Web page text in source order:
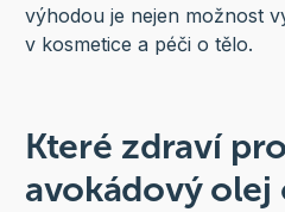
výhodou je nejen možnost
v kosmetice a péči o tělo.
Které zdraví
avokádový olej